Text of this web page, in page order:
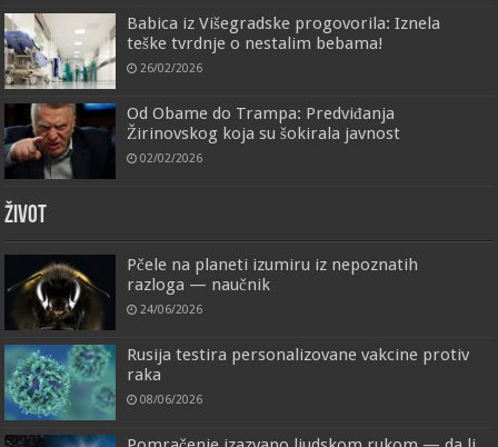
Babica iz Višegradske progovorila: Iznela
teške tvrdnje o nestalim bebama!
26/02/2026
Od Obame do Trampa: Predviđanja
Žirinovskog koja su šokirala javnost
02/02/2026
ŽIVOT
Pčele na planeti izumiru iz nepoznatih
razloga — naučnik
24/06/2026
Rusija testira personalizovane vakcine protiv
raka
08/06/2026